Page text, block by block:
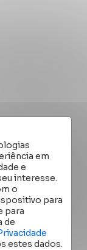
em
e
interesse.
o
para
para
de
estes dados.